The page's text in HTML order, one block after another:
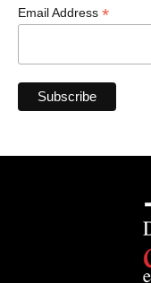
Email Address *